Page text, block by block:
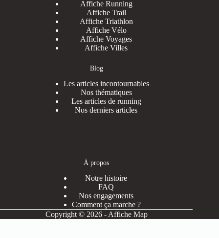
Affiche Running
Affiche Trail
Affiche Triathlon
Affiche Vélo
Affiche Voyages
Affiche Villes
Blog
Les articles incontournables
Nos thématiques
Les articles de running
Nos derniers articles
À propos
Notre histoire
FAQ
Nos engagements
Comment ça marche ?
Copyright © 2026 - Affiche Map